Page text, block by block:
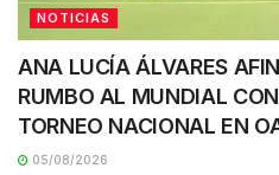
NOTICIAS
ANA LUCÍA ÁLVARES
RUMBO AL MUNDIAL
TORNEO NACIONAL EN
05/08/2026